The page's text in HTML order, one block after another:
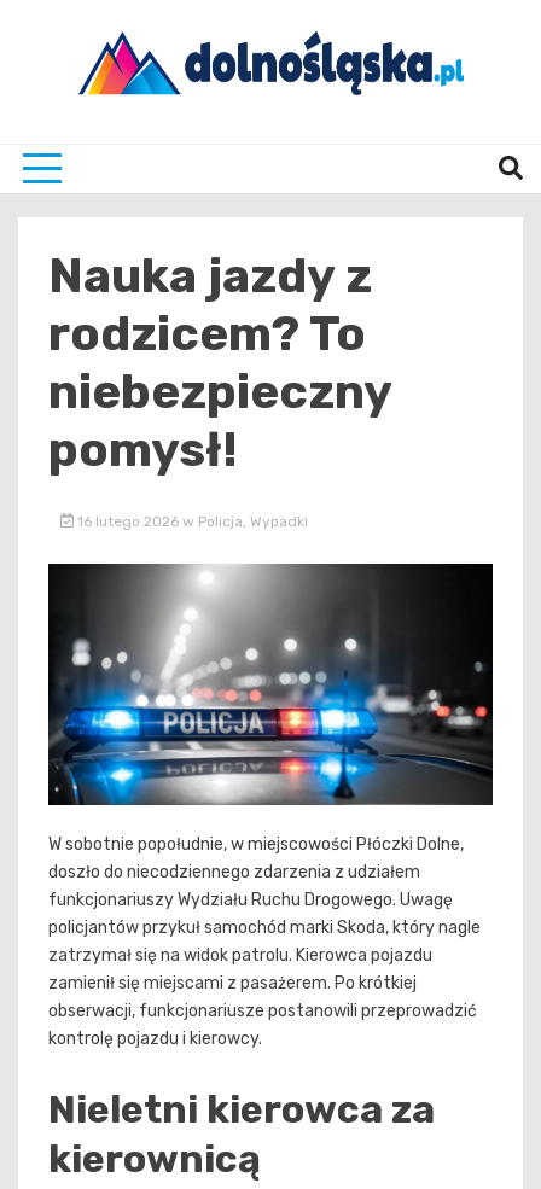
Nauka jazdy z
rodzicem? To
niebezpieczny
pomysł!
16 lutego 2026 w Policja Wypadki
W sobotnie popołudnie, w miejscowości Płóczki Dolne,
doszło do niecodziennego zdarzenia z udziałem
funkcjonariuszy Wydziału Ruchu Drogowego. Uwagę
policjantów przykuł samochód marki Skoda, który nagle
zatrzymał się na widok patrolu. Kierowca pojazdu
zamienił się miejscami z pasażerem. Po krótkiej
obserwacji, funkcjonariusze postanowili przeprowadzić
kontrolę pojazdu i kierowcy.
Nieletni kierowca za
kierownicą